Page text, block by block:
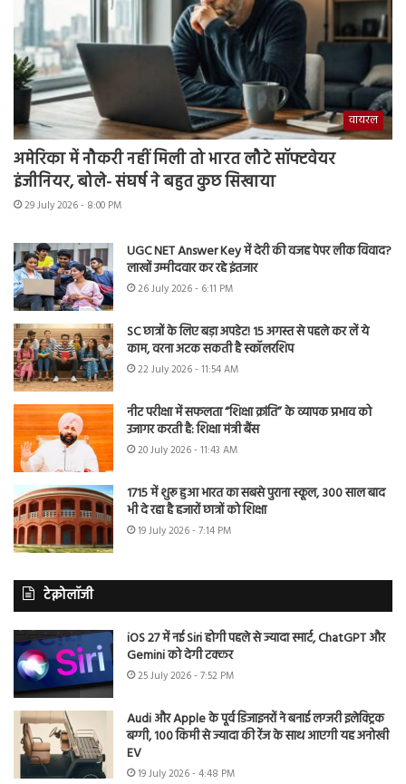
वायरल
अमेरिका में नौकरी नहीं मिली तो भारत लौटे सॉफ्टवेयर
इंजीनियर, बोले- संघर्ष ने बहुत कुछ सिखाया
29 July 2026 - 8:00 PM
UGC NET Answer Key में देरी की वजह पेपर लीक विवाद?
लाखों उम्मीदवार कर रहे इंतजार
26 July 2026 - 6:11 PM
SC छात्रों के लिए बड़ा अपडेट! 15 अगस्त से पहले कर लें ये
काम, वरना अटक सकती है स्कॉलरशिप
22 July 2026 - 11:54 AM
नीट परीक्षा में सफलता “शिक्षा क्रांति” के व्यापक प्रभाव को
उजागर करती है: शिक्षा मंत्री बैंस
20 July 2026 - 11:43 AM
1715 में शुरू हुआ भारत का सबसे पुराना स्कूल, 300 साल बाद
भी दे रहा है हजारों छात्रों को शिक्षा
19 July 2026 - 7:14 PM
टेक्नोलॉजी
iOS 27 में नई Siri होगी पहले से ज्यादा स्मार्ट, ChatGPT और
Gemini को देगी टक्कर
25 July 2026 - 7:52 PM
Audi और Apple के पूर्व डिजाइनरों ने बनाई लग्जरी इलेक्ट्रिक
बग्गी, 100 किमी से ज्यादा की रेंज के साथ आएगी यह अनोखी
EV
19 July 2026 - 4:48 PM